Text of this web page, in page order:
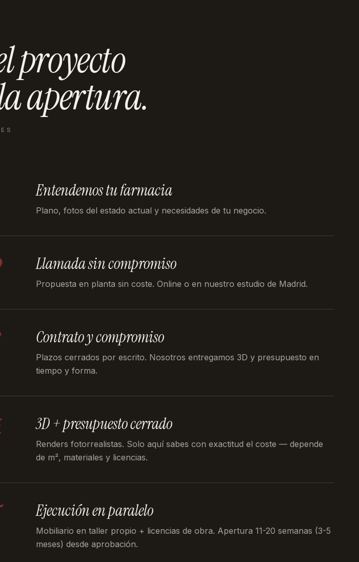
proyecto
apertura.
Entendemos tu farmacia
Plano, fotos del estado actual y necesidades de tu negocio.
Llamada sin compromiso
Propuesta en planta sin coste. Online o en nuestro estudio de Madrid.
Contrato y compromiso
Plazos cerrados por escrito. Nosotros entregamos 3D y presupuesto en
tiempo y forma.
3D + presupuesto cerrado
Renders fotorrealistas. Solo aquí sabes con exactitud el coste — depende
de m², materiales y licencias.
Ejecución en paralelo
Mobiliario en taller propio + licencias de obra. Apertura 11-20 semanas (3-5
meses) desde aprobación.